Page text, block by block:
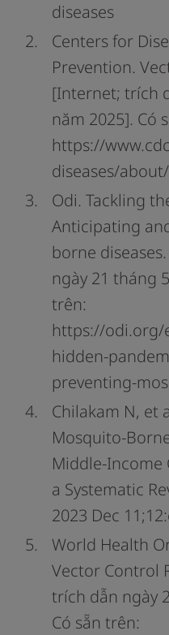
diseases
Centers for
Prevention.
[Internet; trích
năm 2025]. Có
https://
diseases/
Odi. Tackling
Anticipating
borne
ngày 21 tháng
trên:
https://odi.org/
hidden-
preventing-
Chilakam N, et
Mosquito-
Middle-
a Systematic
2023 Dec
World Health
Vector Control
trích dẫn ngày
Có sẵn trên: